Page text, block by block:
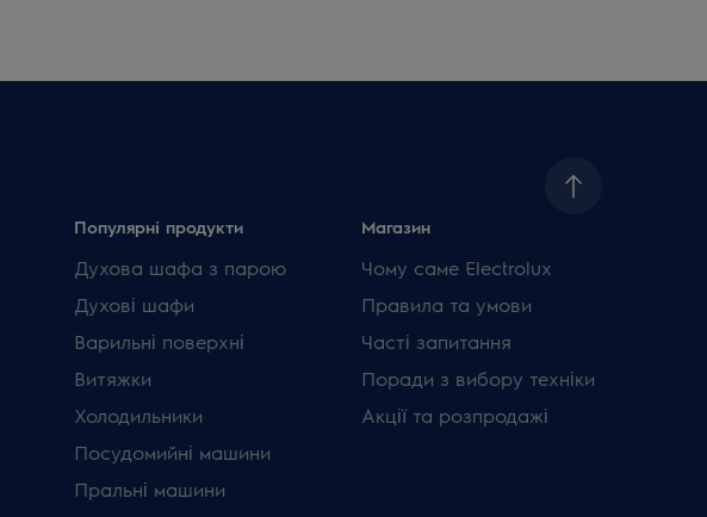
Популярні продукти
Духова шафа з парою
Духові шафи
Варильні поверхні
Витяжки
Холодильники
Посудомийні машини
Пральні машини
Магазин
Чому саме Electrolux
Правила та умови
Часті запитання
Поради з вибору техніки
Акції та розпродажі